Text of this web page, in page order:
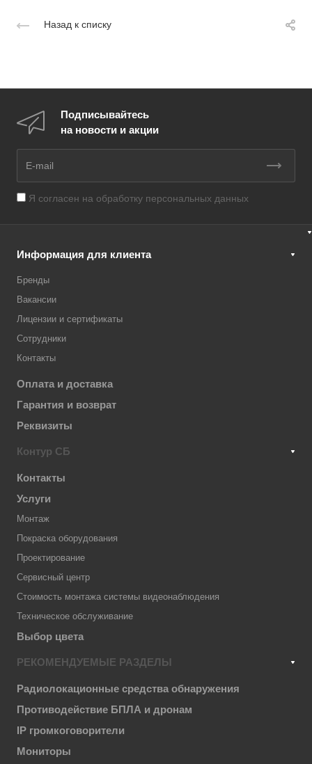
Назад к списку
Подписывайтесь
на новости и акции
Я согласен на обработку персональных данных
Информация для клиента
Бренды
Вакансии
Лицензии и сертификаты
Сотрудники
Контакты
Оплата и доставка
Гарантия и возврат
Реквизиты
Контур СБ
Контакты
Услуги
Монтаж
Покраска оборудования
Проектирование
Сервисный центр
Стоимость монтажа системы видеонаблюдения
Техническое обслуживание
Выбор цвета
РЕКОМЕНДУЕМЫЕ РАЗДЕЛЫ
Радиолокационные средства обнаружения
Противодействие БПЛА и дронам
IP громкоговорители
Мониторы